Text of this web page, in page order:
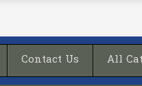
Contact Us All